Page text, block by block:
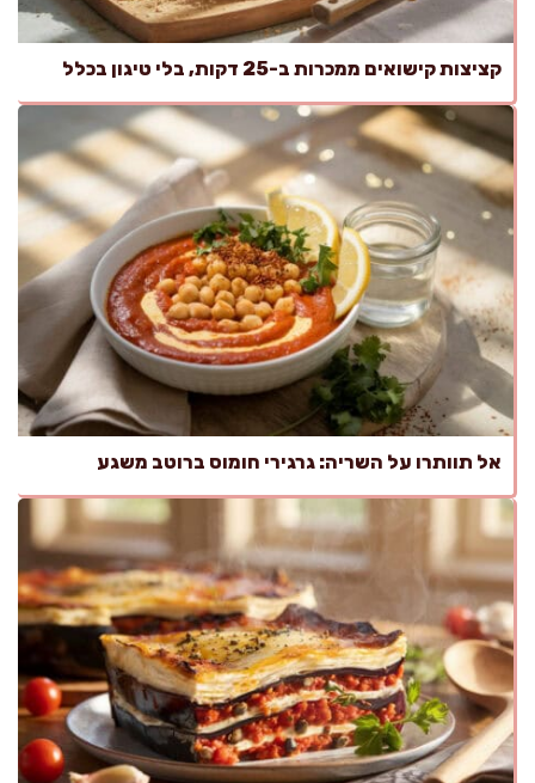
קציצות קישואים ממכרות ב-25 דקות, בלי טיגון בכלל
אל תוותרו על השריה: גרגירי חומוס ברוטב משגע